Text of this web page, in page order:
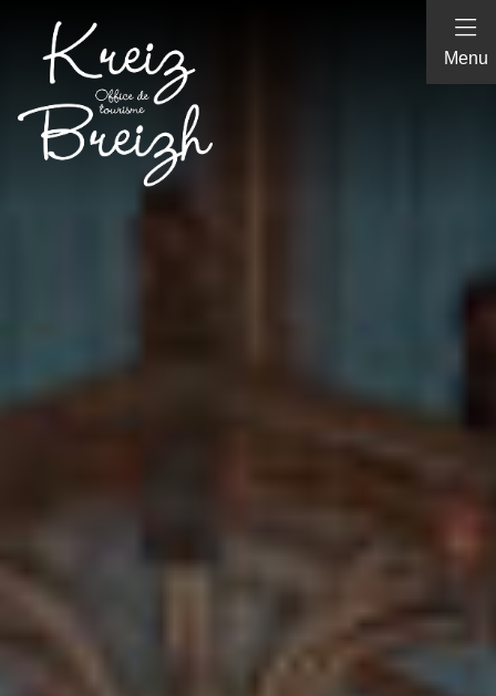
Panneau de gestion des cookies
Menu